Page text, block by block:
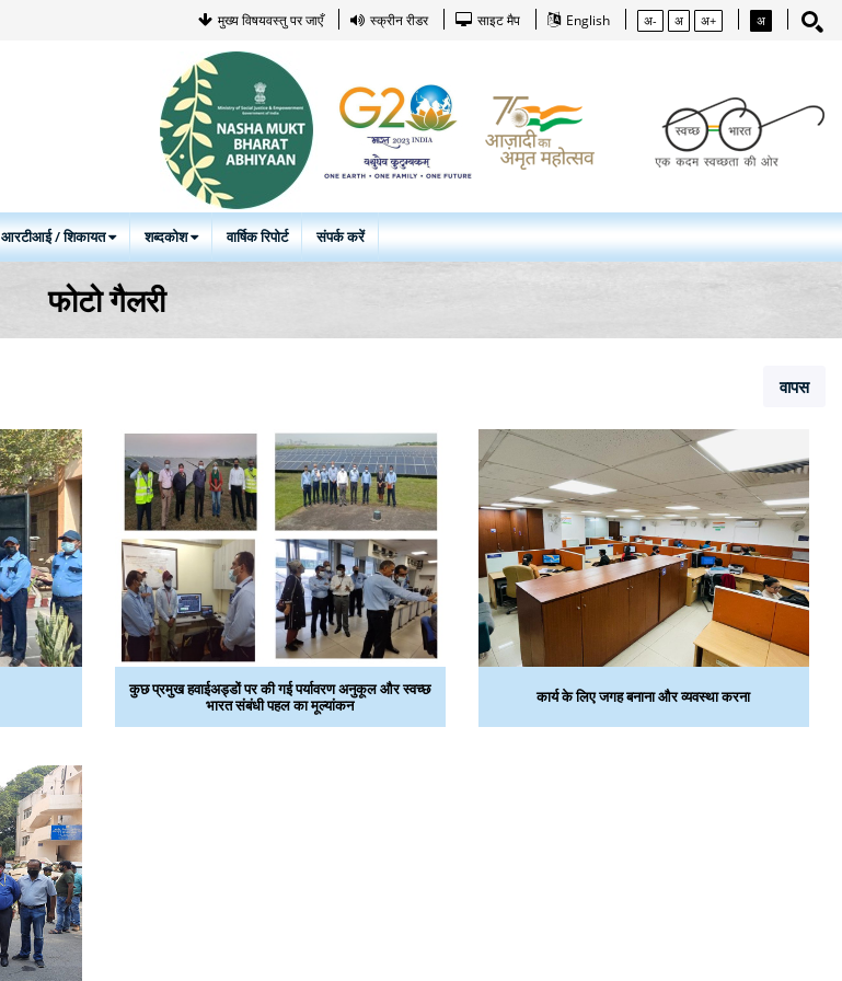
मुख्य विषयवस्तु पर जाएँ स्क्रीन रीडर साइट मैप English अ- अ अ+ अ
आरटीआई / शिकायत शब्दकोश वार्षिक रिपोर्ट संपर्क करें
फोटो गैलरी
वापस
कुछ प्रमुख हवाईअड्डों पर की गई पर्यावरण अनुकूल और स्‍वच्‍छ
भारत संबंधी पहल का मूल्‍यांकन
कार्य के लिए जगह बनाना और व्‍यवस्‍था करना